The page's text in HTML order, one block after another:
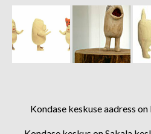
Kondase keskuse aadress